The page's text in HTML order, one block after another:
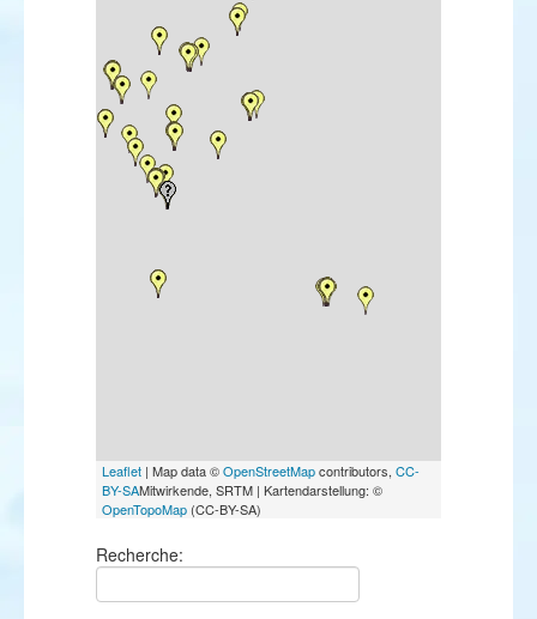
Leaflet | Map data ©OpenStreetMapcontributors, CC-
BY-SAMitwirkende, SRTM | Kartendarstellung: ©
OpenTopoMap (CC-BY-SA)
Recherche: